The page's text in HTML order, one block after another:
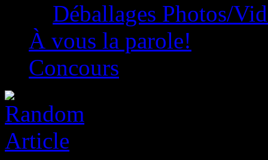
Déballages Photos/
À vous la parole!
Concours